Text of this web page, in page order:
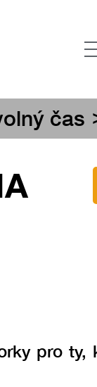
čas
pro ty,